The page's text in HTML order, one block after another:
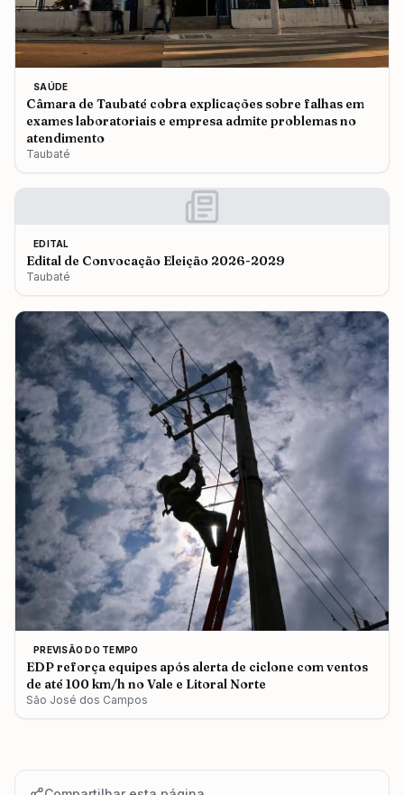
SAÚDE
Câmara de Taubaté cobra explicações sobre falhas em
exames laboratoriais e empresa admite problemas no
atendimento
Taubaté
EDITAL
Edital de Convocação Eleição 2026-2029
Taubaté
PREVISÃO DO TEMPO
EDP reforça equipes após alerta de ciclone com ventos
de até 100 km/h no Vale e Litoral Norte
São José dos Campos